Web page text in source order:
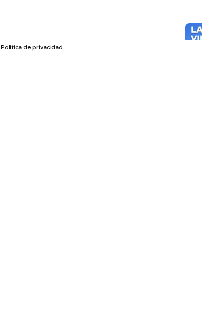
Política de privacidad